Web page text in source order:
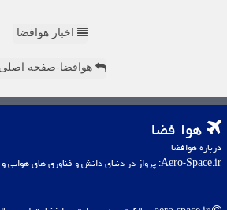
اخبار هوافضا
هوافضا-صفحه اصلی
هوا فضا
درباره هوافضا
Aero-Space.ir: پرواز در دنیای دانش و فناوری های هوایی و فضایی، از زمین تا کهکشان